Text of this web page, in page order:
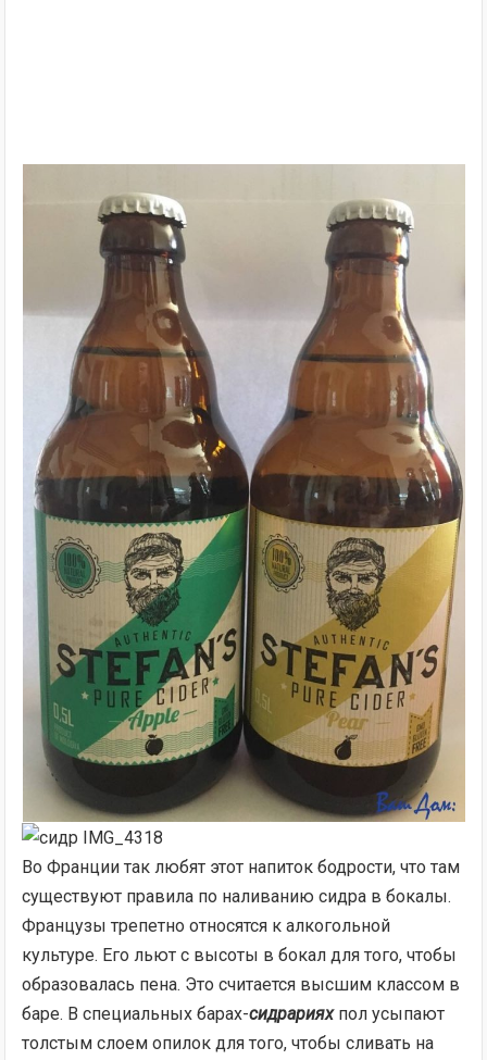
Во Франции так любят этот напиток бодрости, что там
существуют правила по наливанию сидра в бокалы.
Французы трепетно относятся к алкогольной
культуре. Его льют с высоты в бокал для того, чтобы
образовалась пена. Это считается высшим классом в
баре. В специальных барах-сидрарияхпол усыпают
толстым слоем опилок для того, чтобы сливать на